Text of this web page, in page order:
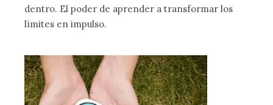
dentro. El poder de aprender a transformar los
límites en impulso.